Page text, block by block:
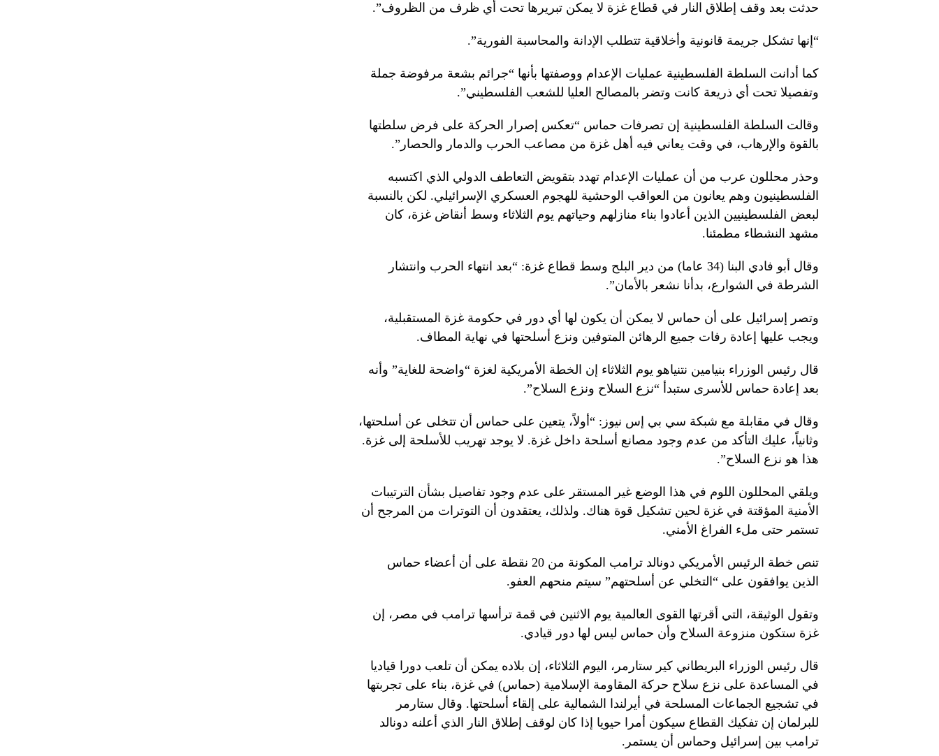
حدثت بعد وقف إطلاق النار في قطاع غزة لا يمكن تبريرها تحت أي ظرف من الظروف”.
“إنها تشكل جريمة قانونية وأخلاقية تتطلب الإدانة والمحاسبة الفورية”.
كما أدانت السلطة الفلسطينية عمليات الإعدام ووصفتها بأنها “جرائم بشعة مرفوضة جملة
وتفصيلا تحت أي ذريعة كانت وتضر بالمصالح العليا للشعب الفلسطيني”.
وقالت السلطة الفلسطينية إن تصرفات حماس “تعكس إصرار الحركة على فرض سلطتها
بالقوة والإرهاب، في وقت يعاني فيه أهل غزة من مصاعب الحرب والدمار والحصار”.
وحذر محللون عرب من أن عمليات الإعدام تهدد بتقويض التعاطف الدولي الذي اكتسبه
الفلسطينيون وهم يعانون من العواقب الوحشية للهجوم العسكري الإسرائيلي. لكن بالنسبة
لبعض الفلسطينيين الذين أعادوا بناء منازلهم وحياتهم يوم الثلاثاء وسط أنقاض غزة، كان
مشهد النشطاء مطمئنا.
وقال أبو فادي البنا (34 عاما) من دير البلح وسط قطاع غزة: “بعد انتهاء الحرب وانتشار
الشرطة في الشوارع، بدأنا نشعر بالأمان”.
وتصر إسرائيل على أن حماس لا يمكن أن يكون لها أي دور في حكومة غزة المستقبلية،
ويجب عليها إعادة رفات جميع الرهائن المتوفين ونزع أسلحتها في نهاية المطاف.
قال رئيس الوزراء بنيامين نتنياهو يوم الثلاثاء إن الخطة الأمريكية لغزة “واضحة للغاية” وأنه
بعد إعادة حماس للأسرى ستبدأ “نزع السلاح ونزع السلاح”.
وقال في مقابلة مع شبكة سي بي إس نيوز: “أولاً، يتعين على حماس أن تتخلى عن أسلحتها،
وثانياً، عليك التأكد من عدم وجود مصانع أسلحة داخل غزة. لا يوجد تهريب للأسلحة إلى غزة.
هذا هو نزع السلاح”.
ويلقي المحللون اللوم في هذا الوضع غير المستقر على عدم وجود تفاصيل بشأن الترتيبات
الأمنية المؤقتة في غزة لحين تشكيل قوة هناك. ولذلك، يعتقدون أن التوترات من المرجح أن
تستمر حتى ملء الفراغ الأمني.
تنص خطة الرئيس الأمريكي دونالد ترامب المكونة من 20 نقطة على أن أعضاء حماس
الذين يوافقون على “التخلي عن أسلحتهم” سيتم منحهم العفو.
وتقول الوثيقة، التي أقرتها القوى العالمية يوم الاثنين في قمة ترأسها ترامب في مصر، إن
غزة ستكون منزوعة السلاح وأن حماس ليس لها دور قيادي.
قال رئيس الوزراء البريطاني كير ستارمر، اليوم الثلاثاء، إن بلاده يمكن أن تلعب دورا قياديا
في المساعدة على نزع سلاح حركة المقاومة الإسلامية (حماس) في غزة، بناء على تجربتها
في تشجيع الجماعات المسلحة في أيرلندا الشمالية على إلقاء أسلحتها. وقال ستارمر
للبرلمان إن تفكيك القطاع سيكون أمرا حيويا إذا كان لوقف إطلاق النار الذي أعلنه دونالد
ترامب بين إسرائيل وحماس أن يستمر.